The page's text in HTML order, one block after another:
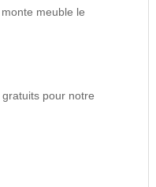
meuble le
pour notre